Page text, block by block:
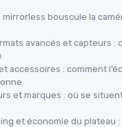
mirrorless bouscule la
avancés et capteurs :
accessoires : comment
et marques : où se
et économie du plateau :